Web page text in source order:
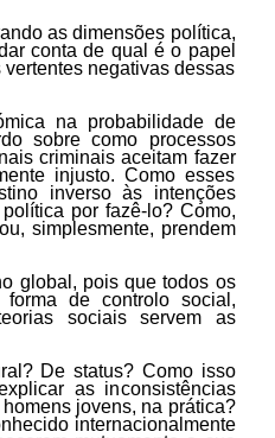
as dimensões política,
conta de qual é o papel
negativas dessas
na probabilidade de
sobre como processos
criminais aceitam fazer
injusto. Como esses
inverso às intenções
por fazê-lo? Como,
simplesmente, prendem
global, pois que todos os
de controlo social,
sociais servem as
De status? Como isso
as inconsistências
jovens, na prática?
internacionalmente